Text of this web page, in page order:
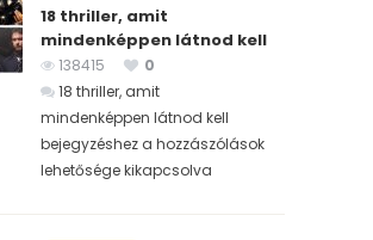
18 thriller, amit
mindenképpen látnod kell
138415
0
18 thriller, amit
mindenképpen látnod kell
bejegyzéshez a hozzászólások
lehetősége kikapcsolva